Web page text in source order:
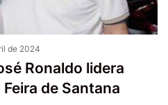
de 2024
Ronaldo lidera
de Santana